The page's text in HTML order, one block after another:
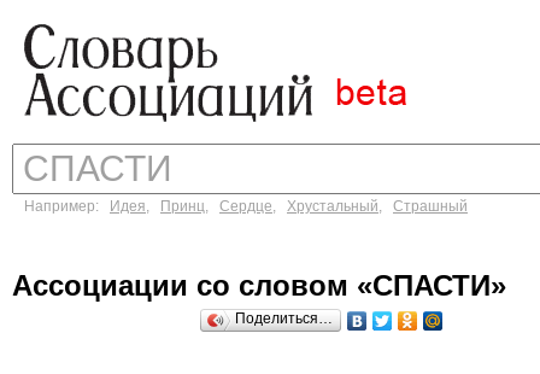
Например: Идея, Принц, Сердце, Хрустальный, Страшный
Ассоциации со словом «СПАСТИ»
Поделиться…